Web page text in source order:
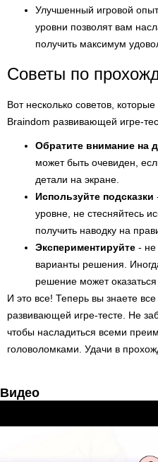
Улучшенный игровой
уровни позволят вам
получить максимум
Советы по
Вот несколько советов,
Braindom развивающей игре-
Обратите внимание на
может быть очевиден,
детали на экране.
Используйте подсказки
уровне, не стесняйтесь
получить наводку на
Экспериментируйте - не
варианты решения.
решение может
И это все! Теперь вы знаете
развивающей игре-тесте. Не
чтобы насладиться всеми
головоломками. Удачи в
Видео